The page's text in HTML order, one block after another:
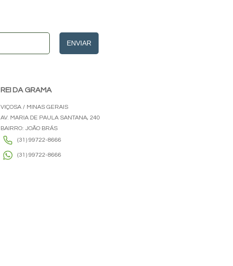
ENVIAR
REI DA GRAMA
VIÇOSA / MINAS GERAIS
AV. MARIA DE PAULA SANTANA, 240
BAIRRO: JOÃO BRÁS
(31) 99722-8666
(31) 99722-8666